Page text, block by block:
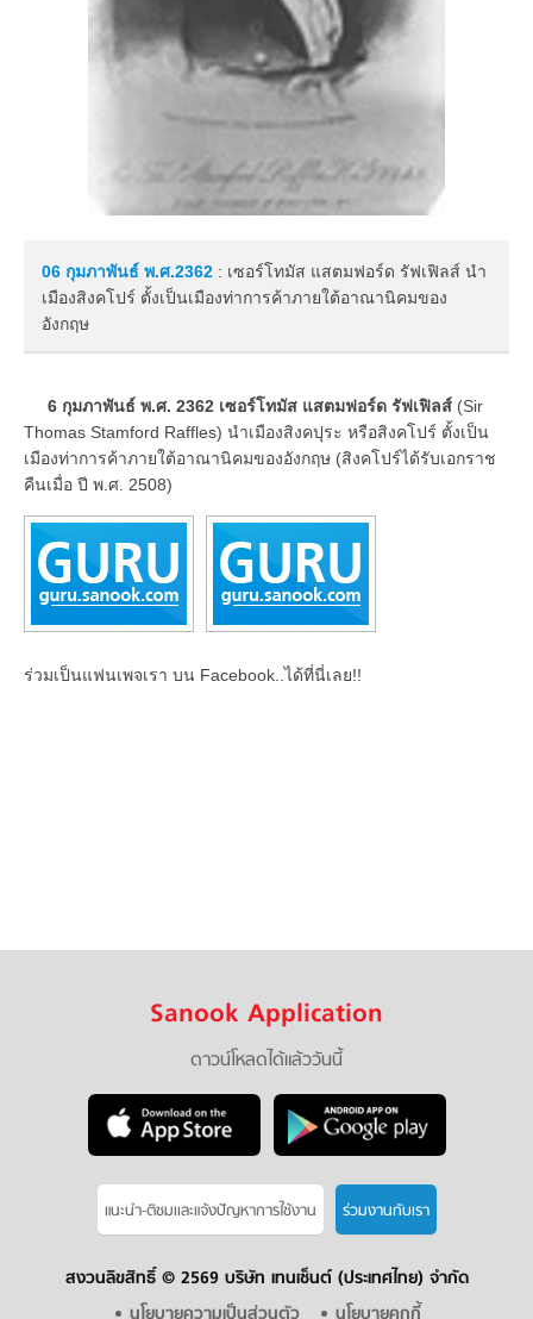
06 กุมภาพันธ์ พ.ศ.2362 : เซอร์โทมัส แสตมฟอร์ด รัฟเฟิลส์ นำ
เมืองสิงคโปร์ ตั้งเป็นเมืองท่าการค้าภายใต้อาณานิคมของ
อังกฤษ
6 กุมภาพันธ์ พ.ศ. 2362 เซอร์โทมัส แสตมฟอร์ด รัฟเฟิลส์ (Sir
Thomas Stamford Raffles) นำเมืองสิงคปุระ หรือสิงคโปร์ ตั้งเป็น
เมืองท่าการค้าภายใต้อาณานิคมของอังกฤษ (สิงคโปร์ได้รับเอกราช
คืนเมื่อ ปี พ.ศ. 2508)
ร่วมเป็นแฟนเพจเรา บน Facebook..ได้ที่นี่เลย!!
Sanook Application
ดาวน์โหลดได้แล้ววันนี้
แนะนำ-ติชมเเละแจ้งปัญหาการใช้งาน ร่วมงานกับเรา
สงวนลิขสิทธิ์ © 2569 บริษัท เทนเซ็นต์ (ประเทศไทย) จำกัด